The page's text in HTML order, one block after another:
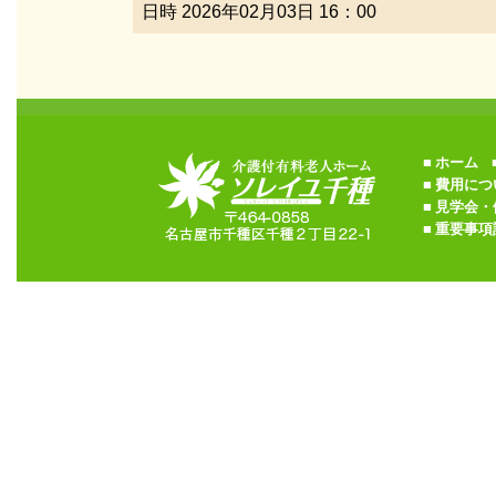
日時 2026年02月03日 16：00
■ ホーム
■ 費用につ
■ 見学会
■ 重要事項